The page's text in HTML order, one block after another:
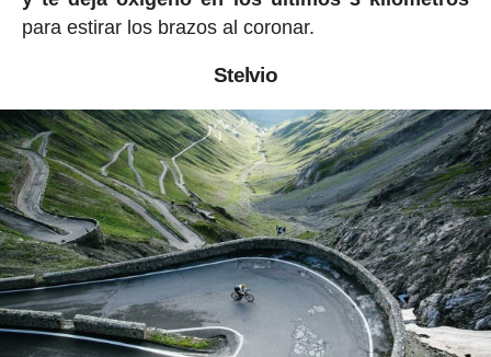
para estirar los brazos al coronar.
Stelvio